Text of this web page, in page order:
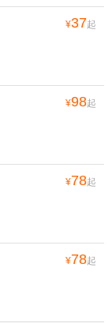
¥37起
¥98起
¥78起
¥78起